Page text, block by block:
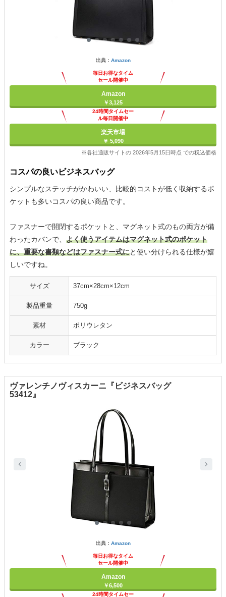
出典： Amazon
毎日お得なタイム
セール開催中
Amazon
￥3,125
24時間タイムセー
ル毎日開催中
楽天市場
￥ 5,090
※各社通販サイトの 2026年5月15日時点 での税込価格
コスパの良いビジネスバッグ
シンプルなステッチがかわいい、比較的コストが低く収納するポ
ケットも多いコスパの良い商品です。
ファスナーで開閉するポケットと、マグネット式のもの両方が備
わったカバンで、 よく使うアイテムはマグネット式のポケット
に、重要な書類などはファスナー式にと使い分けられる仕様が嬉
しいですね。
サイズ 37cm×28cm×12cm
製品重量 750g
素材 ポリウレタン
カラー ブラック
ヴァレンチノヴィスカーニ『ビジネスバッグ
53412』
出典： Amazon
毎日お得なタイム
セール開催中
Amazon
￥6,500
24時間タイムセー